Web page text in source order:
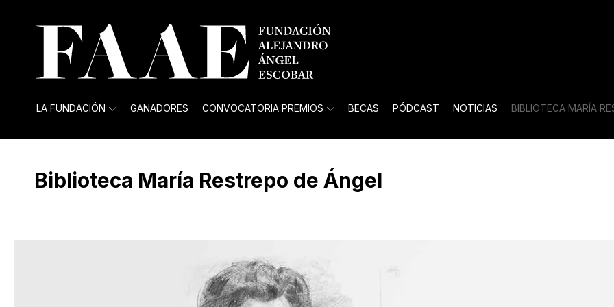
LA FUNDACIÓN GANADORES CONVOCATORIA PREMIOS BECAS PÓDCAST NOTICIAS BIBLIOTECA MARÍA
Biblioteca María Restrepo de Ángel